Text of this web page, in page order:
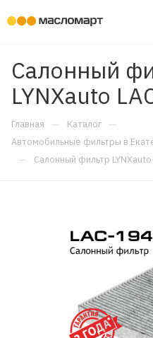
Салонный
LYNXauto
Главная — Каталог —
Автомобильные фильтры в
— Салонный фильтр